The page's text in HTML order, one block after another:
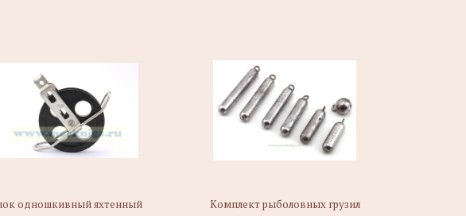
одношкивный яхтенный Комплект рыболовных грузил